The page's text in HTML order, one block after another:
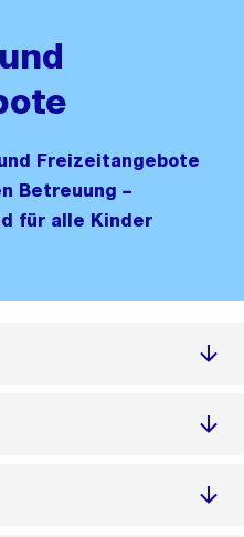
Freizeitangebote
Betreuung –
für alle Kinder